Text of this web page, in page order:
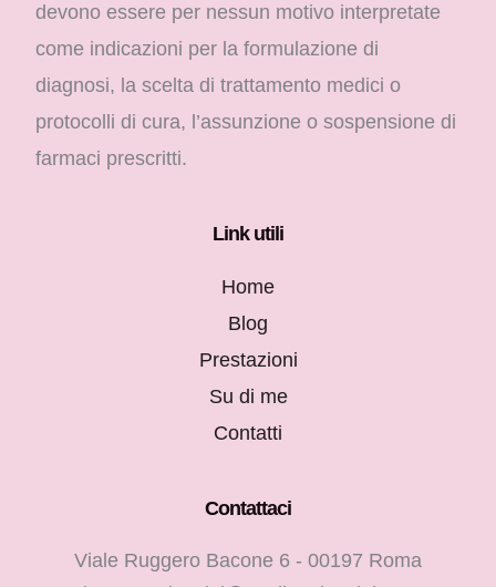
devono essere per nessun motivo interpretate
come indicazioni per la formulazione di
diagnosi, la scelta di trattamento medici o
protocolli di cura, l’assunzione o sospensione di
farmaci prescritti.
Link utili
Home
Blog
Prestazioni
Su di me
Contatti
Contattaci
Viale Ruggero Bacone 6 - 00197 Roma